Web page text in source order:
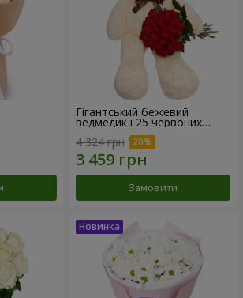
Гігантський бежевий
ведмедик і 25 червоних
троянд
4 324 грн
Замовити